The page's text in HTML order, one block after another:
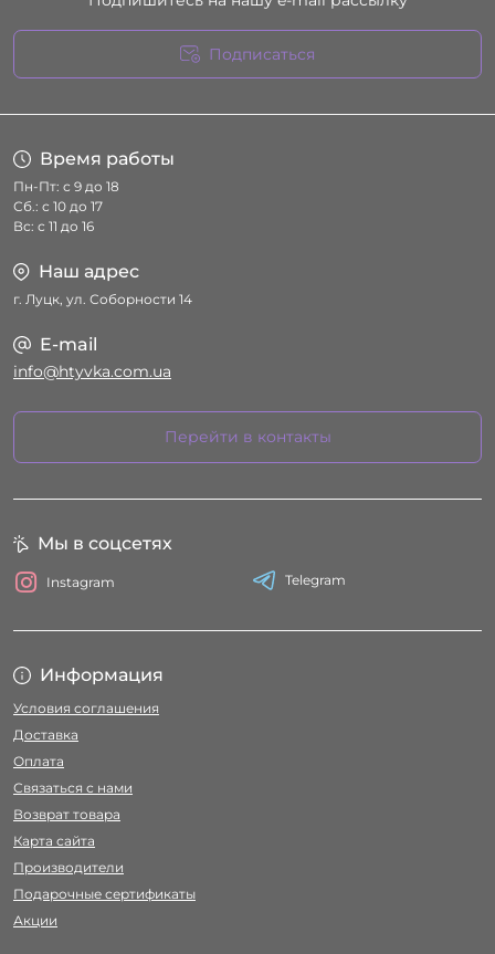
Подписаться
Время работы
Пн-Пт: с 9 до 18
Сб.: с 10 до 17
Вс: с 11 до 16
Наш адрес
г. Луцк, ул. Соборности 14
E-mail
info@htyvka.com.ua
Перейти в контакты
Информация
Условия соглашения
Доставка
Оплата
Связаться с нами
Возврат товара
Карта сайта
Производители
Подарочные сертификаты
Акции
Мы в соцсетях
Instagram Telegram